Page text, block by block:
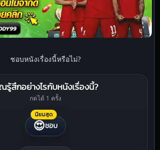
ชอบหนังเรื่องนี้หรือไม่?
รู้สึกอย่างไรกับหนังเรื่องนี้?
กดได้ 1 ครั้ง
นิยมสุด
😍ชอบ